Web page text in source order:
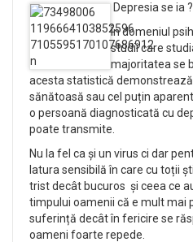
Depresia se ia
În domeniul
studii care
majoritatea se
acesta statistică
sănătoasă sau cel puțin
o persoană diagnosticată cu
poate transmite.
Nu la fel ca și un virus ci dar
latura sensibilă în care cu toții
trist decât bucuros și ceea ce
timpului oamenii că e mult mai
suferință decât în fericire se
oameni foarte repede.